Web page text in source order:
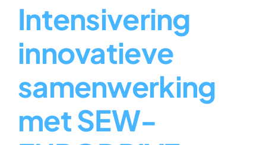
Intensivering
innovatieve
samenwerking
met SEW-